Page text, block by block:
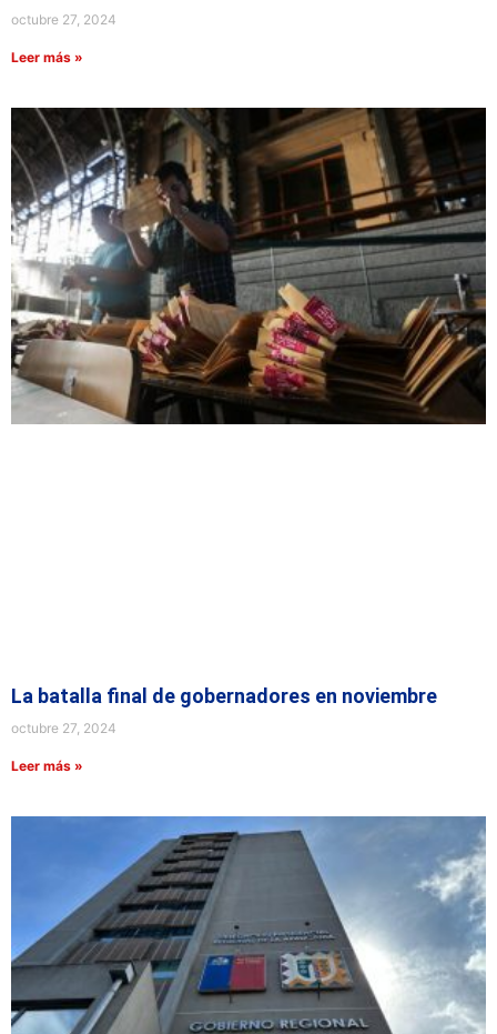
octubre 27, 2024
Leer más »
La batalla final de gobernadores en noviembre
octubre 27, 2024
Leer más »